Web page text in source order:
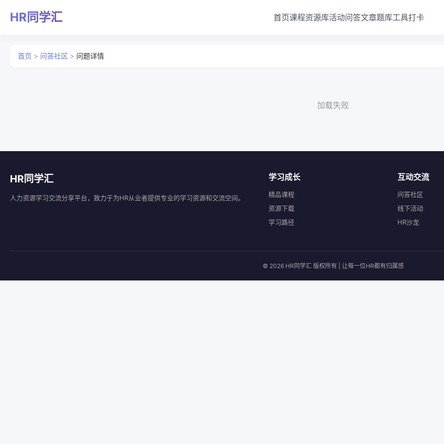
HR同学汇 首页课程资源库活动问答文章题库工具打卡
首页 > 问答社区 > 问题详情
加载失败
HR同学汇
人力资源学习交流分享平台，致力于为HR从业者提供专业的学习资源和交流空间。
学习成长
精品课程
资源下载
学习路径
互动交流
问答社区
线下活动
HR沙龙
© 2026 HR同学汇 版权所有 | 让每一位HR都有归属感